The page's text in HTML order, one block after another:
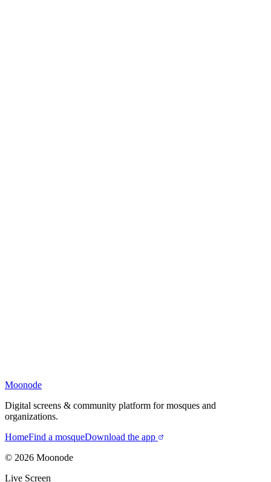
Moonode
Digital screens & community platform for mosques and
organizations.
HomeFind a mosqueDownload the app
© 2026 Moonode
Live Screen